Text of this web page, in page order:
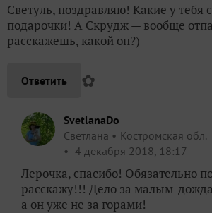
Светуль, поздравляю! Какие у
подарочки! А Скрудж — вообще
расскажешь, какой он?)
Ответить ✿
SvetlanaDo
Светлана
Костромская обл.
4 декабря 2018, 18:17
Лерочка, спасибо! Обязательно
расскажу!!! Дело за малым-
а он уже не за горами!